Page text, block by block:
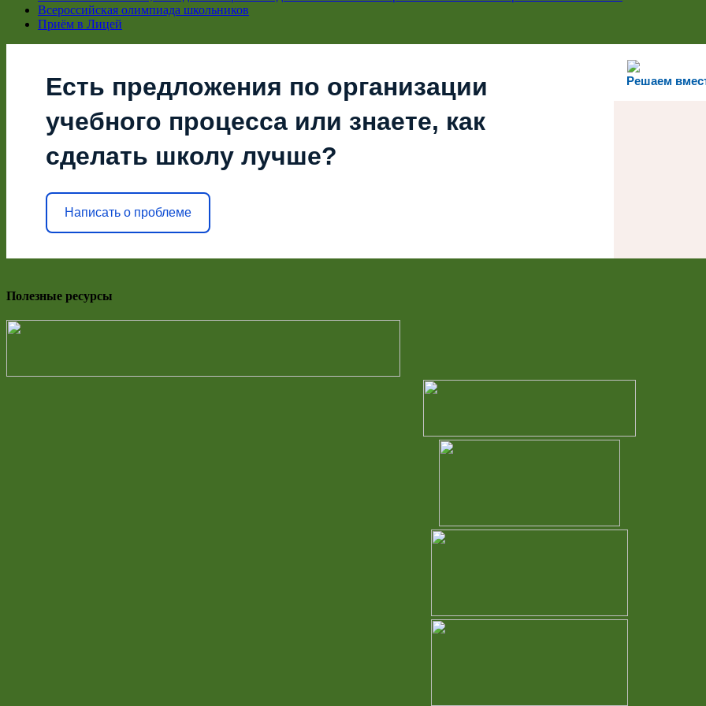
Всероссийская олимпиада школьников
Приём в Лицей
Решаем
Есть предложения по организации
учебного процесса или знаете, как
сделать школу лучше?
Написать о проблеме
Полезные ресурсы